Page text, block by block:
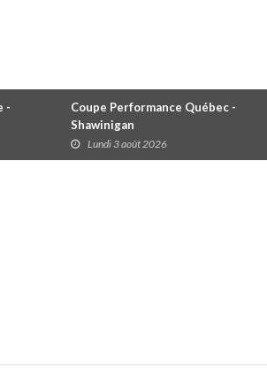
-
Coupe Performance Québec -
Shawinigan
Lundi 3 août 2026